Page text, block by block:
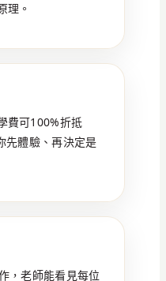
理。
費可100%折抵
先體驗、再決定是
，老師能看見每位